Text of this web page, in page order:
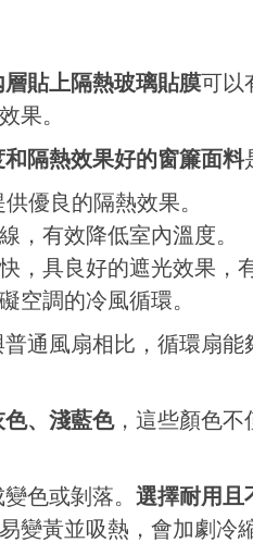
貼上隔熱玻璃貼膜可以
果。
隔熱效果好的窗簾面料
優良的隔熱效果。
，有效降低室內溫度。
，具良好的遮光效果，
空調的冷風循環。
通風扇相比，循環扇
、淺藍色，這些顏色不
色或剝落。 選擇耐用且
變黃並吸熱，會加劇冷